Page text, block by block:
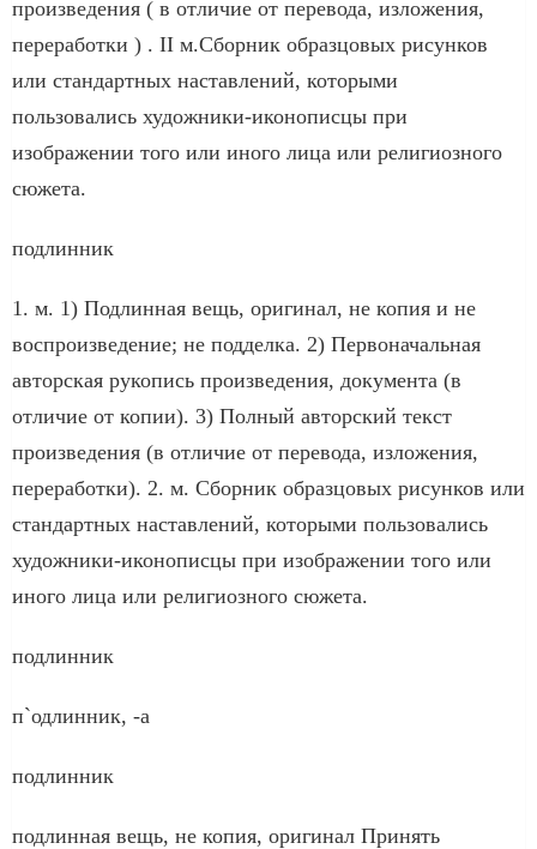
произведения ( в отличие от перевода, изложения,
переработки ) . II м.Сборник образцовых рисунков
или стандартных наставлений, которыми
пользовались художники-иконописцы при
изображении того или иного лица или религиозного
сюжета.
подлинник
1. м. 1) Подлинная вещь, оригинал, не копия и не
воспроизведение; не подделка. 2) Первоначальная
авторская рукопись произведения, документа (в
отличие от копии). 3) Полный авторский текст
произведения (в отличие от перевода, изложения,
переработки). 2. м. Сборник образцовых рисунков или
стандартных наставлений, которыми пользовались
художники-иконописцы при изображении того или
иного лица или религиозного сюжета.
подлинник
п`одлинник, -а
подлинник
подлинная вещь, не копия, оригинал Принять